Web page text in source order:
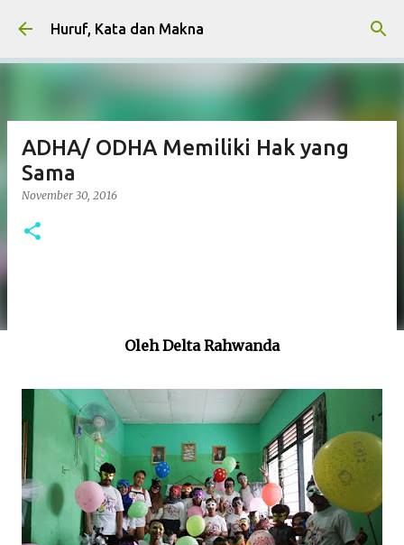
Skip to main content
Huruf, Kata dan Makna
ADHA/ ODHA Memiliki Hak yang
Sama
November 30, 2016
Oleh Delta Rahwanda